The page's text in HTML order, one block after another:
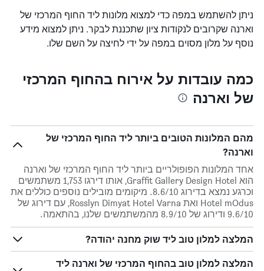
ניתן להשתמש במפה כדי למצוא מלונות ליד החוף המרכזי של
וארנה שקרובים לנקודות ציון שתכננת לבקר. ניתן למצוא מידע
נוסף על מלון מסוים במפה על ידי לחיצה על השם שלו.
כמה עובדות על אירוח בהחוף המרכזי
של וארנה
מהם המלונות הטובים ביותר ליד החוף המרכזי של
וארנה?
אחד המלונות הפופולריים ביותר ליד החוף המרכזי של וארנה
הוא Graffit Gallery Design Hotel, אותו דירגו 1,753 משתמשים
וכרגע נמצא בדירוג 8.6/10. מיקומים מובילים נוספים כוללים את
Hotel mOdus ואת Rosslyn Dimyat Hotel Varna, עם דירוג של
9.6/10 ודירוג של 8.9/10 מהמשתמשים שלנו, בהתאמה.
המלצה למלון טוב ליד שוק מחנה יהודה?
המלצה למלון טוב בהחוף המרכזי של וארנה ליד